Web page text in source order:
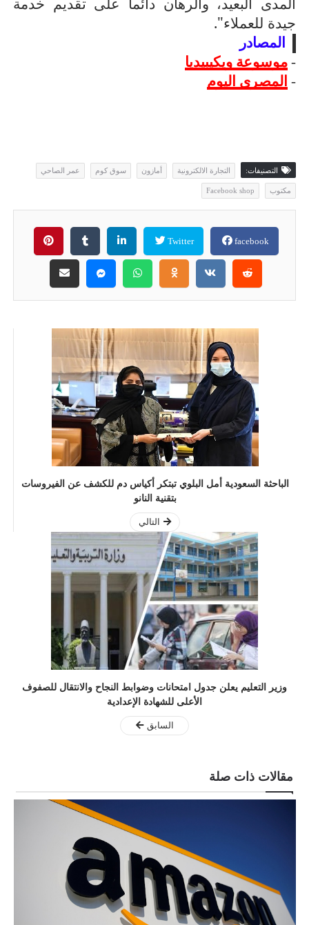
جيدة للعملاء".
المصادر
- موسوعة ويكيبيديا
- المصري اليوم
التصنيفات: التجارة الالكترونية أمازون سوق كوم عمر الصاحي
مكتوب Facebook shop
facebook
Twitter
الباحثة السعودية أمل البلوي تبتكر أكياس دم للكشف عن الفيروسات
بتقنية النانو
التالي
وزير التعليم يعلن جدول امتحانات وضوابط النجاح والانتقال للصفوف
الأعلى للشهادة الإعدادية
السابق
مقالات ذات صلة